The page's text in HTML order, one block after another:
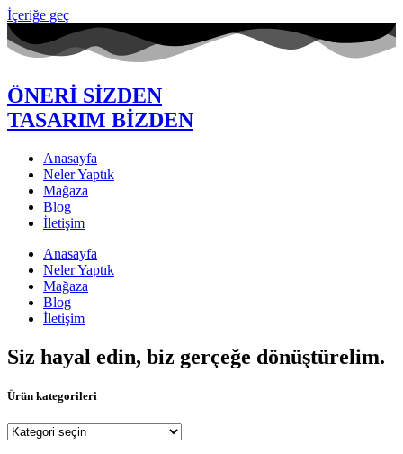
İçeriğe geç
ÖNERİ SİZDEN
TASARIM BİZDEN
Anasayfa
Neler Yaptık
Mağaza
Blog
İletişim
Anasayfa
Neler Yaptık
Mağaza
Blog
İletişim
Siz hayal edin, biz gerçeğe dönüştürelim.
Ürün kategorileri